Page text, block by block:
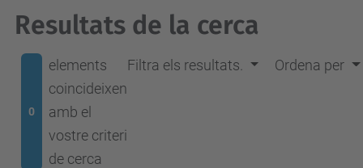
Resultats de la cerca
0
elements
coincideixen
amb el
vostre criteri
de cerca
Filtra els resultats. Ordena per